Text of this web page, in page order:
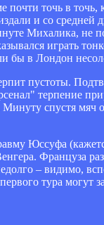
почти точь в
и со средней
Михалика, не
играть
бы в Лондон
пустоты.
терпение
спустя
Юссуфа
Француза
– видимо,
тура могут